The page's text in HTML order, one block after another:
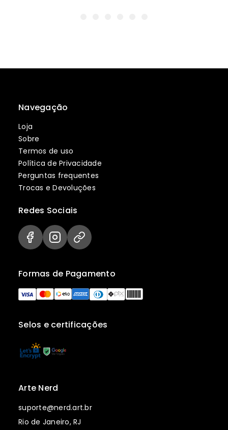
Navegação
Loja
Sobre
Termos de uso
Política de Privacidade
Perguntas frequentes
Trocas e Devoluções
Selos e certificações
Formas de Pagamento
Redes Sociais
Arte Nerd
suporte@nerd.art.br
Rio de Janeiro, RJ